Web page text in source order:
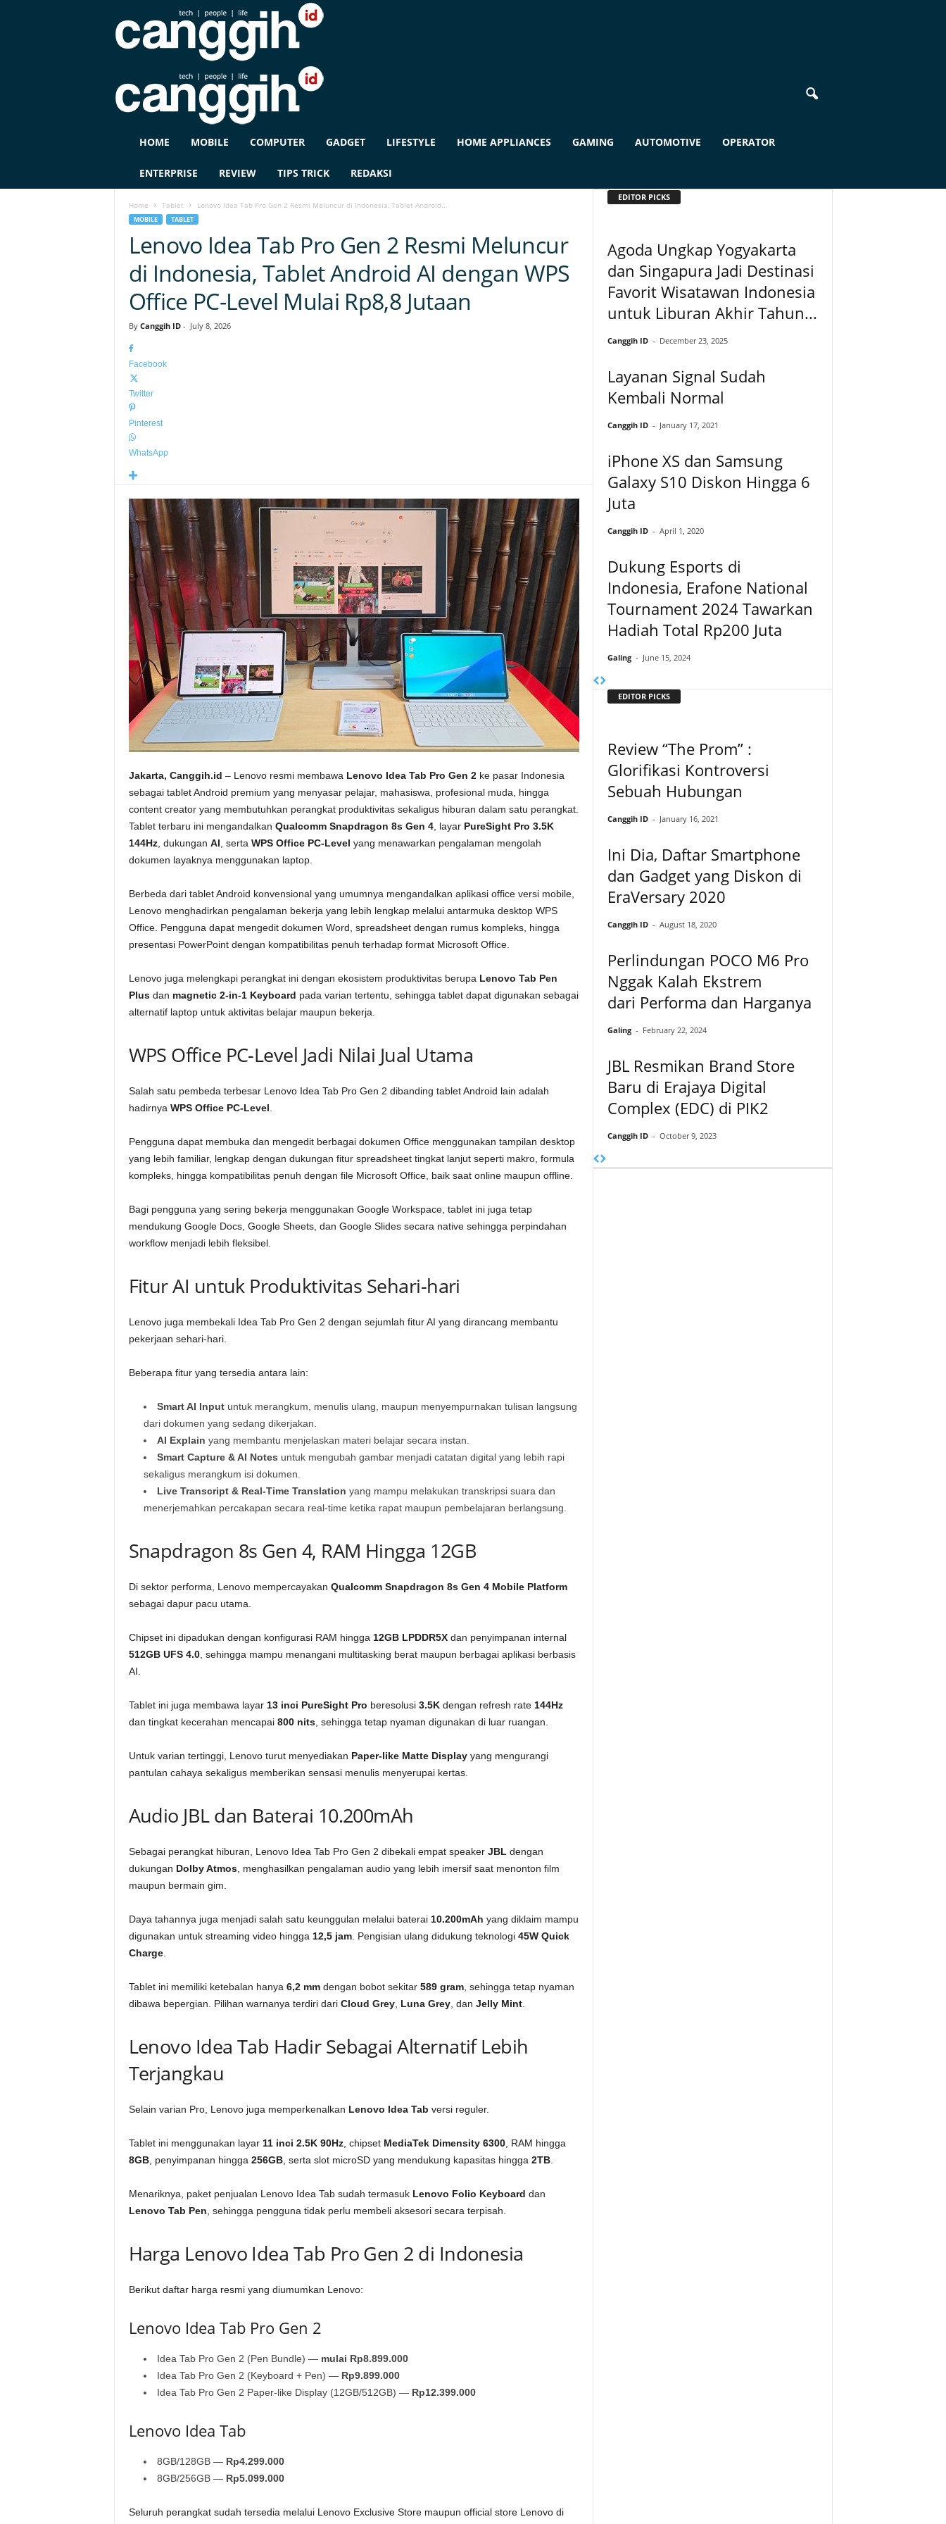
G
HOME MOBILE COMPUTER GADGET LIFESTYLE HOME APPLIANCES GAMING AUTOMOTIVE OPERATOR
ENTERPRISE REVIEW TIPS TRICK REDAKSI
Home Tablet Lenovo Idea Tab Pro Gen 2 Resmi Meluncur di Indonesia, Tablet Android...
MOBILE TABLET
Lenovo Idea Tab Pro Gen 2 Resmi Meluncur
di Indonesia, Tablet Android AI dengan WPS
Office PC-Level Mulai Rp8,8 Jutaan
By Canggih ID- July 8, 2026
Facebook
Twitter
Pinterest
WhatsApp
Jakarta, Canggih.id – Lenovo resmi membawa Lenovo Idea Tab Pro Gen 2ke pasar Indonesia
sebagai tablet Android premium yang menyasar pelajar, mahasiswa, profesional muda, hingga
content creator yang membutuhkan perangkat produktivitas sekaligus hiburan dalam satu perangkat.
Tablet terbaru ini mengandalkan Qualcomm Snapdragon 8s Gen 4, layar PureSight Pro 3.5K
144Hz, dukungan AI , serta WPS Office PC-Level yang menawarkan pengalaman mengolah
dokumen layaknya menggunakan laptop.
Berbeda dari tablet Android konvensional yang umumnya mengandalkan aplikasi office versi mobile,
Lenovo menghadirkan pengalaman bekerja yang lebih lengkap melalui antarmuka desktop WPS
Office. Pengguna dapat mengedit dokumen Word, spreadsheet dengan rumus kompleks, hingga
presentasi PowerPoint dengan kompatibilitas penuh terhadap format Microsoft Office.
Lenovo juga melengkapi perangkat ini dengan ekosistem produktivitas berupa Lenovo Tab Pen
Plusdan magnetic 2-in-1 Keyboard pada varian tertentu, sehingga tablet dapat digunakan sebagai
alternatif laptop untuk aktivitas belajar maupun bekerja.
WPS Office PC-Level Jadi Nilai Jual Utama
Salah satu pembeda terbesar Lenovo Idea Tab Pro Gen 2 dibanding tablet Android lain adalah
hadirnya WPS Office PC-Level
Pengguna dapat membuka dan mengedit berbagai dokumen Office menggunakan tampilan desktop
yang lebih familiar, lengkap dengan dukungan fitur spreadsheet tingkat lanjut seperti makro, formula
kompleks, hingga kompatibilitas penuh dengan file Microsoft Office, baik saat online maupun offline.
Bagi pengguna yang sering bekerja menggunakan Google Workspace, tablet ini juga tetap
mendukung Google Docs, Google Sheets, dan Google Slides secara native sehingga perpindahan
workflow menjadi lebih fleksibel.
Fitur AI untuk Produktivitas Sehari-hari
Lenovo juga membekali Idea Tab Pro Gen 2 dengan sejumlah fitur AI yang dirancang membantu
pekerjaan sehari-hari.
Beberapa fitur yang tersedia antara lain:
Smart AI Inputuntuk merangkum, menulis ulang, maupun menyempurnakan tulisan langsung
dari dokumen yang sedang dikerjakan.
AI Explain yang membantu menjelaskan materi belajar secara instan.
Smart Capture & AI Notes untuk mengubah gambar menjadi catatan digital yang lebih rapi
sekaligus merangkum isi dokumen.
Live Transcript & Real-Time Translation yang mampu melakukan transkripsi suara dan
menerjemahkan percakapan secara real-time ketika rapat maupun pembelajaran berlangsung.
Snapdragon 8s Gen 4, RAM Hingga 12GB
Di sektor performa, Lenovo mempercayakan Qualcomm Snapdragon 8s Gen 4 Mobile Platform
sebagai dapur pacu utama.
Chipset ini dipadukan dengan konfigurasi RAM hingga 12GB LPDDR5Xdan penyimpanan internal
512GB UFS 4.0, sehingga mampu menangani multitasking berat maupun berbagai aplikasi berbasis
AI.
Tablet ini juga membawa layar 13 inci PureSight Pro beresolusi 3.5Kdengan refresh rate 144Hz
dan tingkat kecerahan mencapai 800 nits, sehingga tetap nyaman digunakan di luar ruangan.
Untuk varian tertinggi, Lenovo turut menyediakan Paper-like Matte Displayyang mengurangi
pantulan cahaya sekaligus memberikan sensasi menulis menyerupai kertas.
Audio JBL dan Baterai 10.200mAh
Sebagai perangkat hiburan, Lenovo Idea Tab Pro Gen 2 dibekali empat speaker JBL dengan
dukungan Dolby Atmos, menghasilkan pengalaman audio yang lebih imersif saat menonton film
maupun bermain gim.
Daya tahannya juga menjadi salah satu keunggulan melalui baterai 10.200mAh yang diklaim mampu
digunakan untuk streaming video hingga 12,5 jam. Pengisian ulang didukung teknologi 45W Quick
Charge.
Tablet ini memiliki ketebalan hanya 6,2 mmdengan bobot sekitar 589 gram, sehingga tetap nyaman
dibawa bepergian. Pilihan warnanya terdiri dari Cloud Grey, Luna Grey, dan Jelly Mint.
Lenovo Idea Tab Hadir Sebagai Alternatif Lebih
Terjangkau
Selain varian Pro, Lenovo juga memperkenalkan Lenovo Idea Tab versi reguler.
Tablet ini menggunakan layar 11 inci 2.5K 90Hz, chipset MediaTek Dimensity 6300, RAM hingga
8GB, penyimpanan hingga 256GB, serta slot microSD yang mendukung kapasitas hingga 2TB.
Menariknya, paket penjualan Lenovo Idea Tab sudah termasuk Lenovo Folio Keyboard dan
Lenovo Tab Pen , sehingga pengguna tidak perlu membeli aksesori secara terpisah.
Harga Lenovo Idea Tab Pro Gen 2 di Indonesia
Berikut daftar harga resmi yang diumumkan Lenovo:
Lenovo Idea Tab Pro Gen 2
Idea Tab Pro Gen 2 (Pen Bundle) — mulai Rp8.899.000
Idea Tab Pro Gen 2 (Keyboard + Pen) — Rp9.899.000
Idea Tab Pro Gen 2 Paper-like Display (12GB/512GB) — Rp12.399.000
Lenovo Idea Tab
8GB/128GB — Rp4.299.000
8GB/256GB — Rp5.099.000
Seluruh perangkat sudah tersedia melalui Lenovo Exclusive Store maupun official store Lenovo di
EDITOR PICKS
Agoda Ungkap Yogyakarta
dan Singapura Jadi Destinasi
Favorit Wisatawan Indonesia
untuk Liburan Akhir Tahun...
Canggih ID - December 23, 2025
Layanan Signal Sudah
Kembali Normal
Canggih ID - January 17, 2021
iPhone XS dan Samsung
Galaxy S10 Diskon Hingga 6
Juta
Canggih ID - April 1, 2020
Dukung Esports di
Indonesia, Erafone National
Tournament 2024 Tawarkan
Hadiah Total Rp200 Juta
Galing - June 15, 2024
EDITOR PICKS
Review “The Prom” :
Glorifikasi Kontroversi
Sebuah Hubungan
Canggih ID - January 16, 2021
Ini Dia, Daftar Smartphone
dan Gadget yang Diskon di
EraVersary 2020
Canggih ID - August 18, 2020
Perlindungan POCO M6 Pro
Nggak Kalah Ekstrem
dari Performa dan Harganya
Galing - February 22, 2024
JBL Resmikan Brand Store
Baru di Erajaya Digital
Complex (EDC) di PIK2
Canggih ID - October 9, 2023